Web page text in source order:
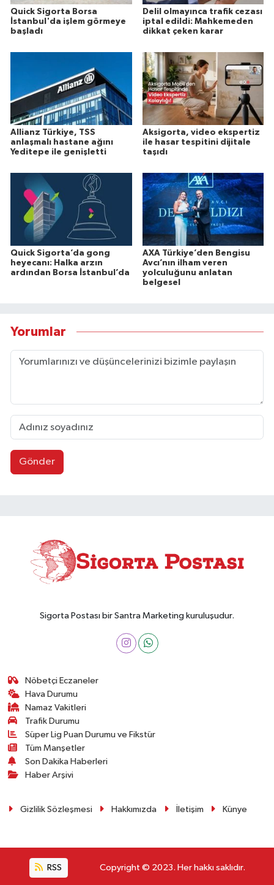
Quick Sigorta Borsa
İstanbul'da işlem görmeye
başladı
Delil olmayınca trafik cezası
iptal edildi: Mahkemeden
dikkat çeken karar
Allianz Türkiye, TSS
anlaşmalı hastane ağını
Yeditepe ile genişletti
Aksigorta, video ekspertiz
ile hasar tespitini dijitale
taşıdı
Quick Sigorta’da gong
heyecanı: Halka arzın
ardından Borsa İstanbul’da
AXA Türkiye’den Bengisu
Avcı’nın ilham veren
yolculuğunu anlatan
belgesel
Yorumlar
Gönder
Sigorta Postası bir Santra Marketing kuruluşudur.
Nöbetçi Eczaneler
Hava Durumu
Namaz Vakitleri
Trafik Durumu
Süper Lig Puan Durumu ve Fikstür
Tüm Manşetler
Son Dakika Haberleri
Haber Arşivi
Gizlilik Sözleşmesi Hakkımızda İletişim Künye
RSS Copyright © 2023. Her hakkı saklıdır.